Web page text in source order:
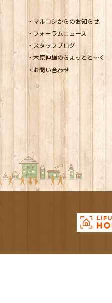
マルコシからのお知らせ
フォーラムニュース
スタッフブログ
木原伸雄のちょっとと～く
お問い合わせ